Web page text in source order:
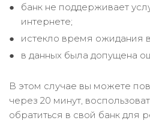
банк не поддерживает
интернете;
истекло время ожидания
в данных была допущена
В этом случае вы можете
через 20 минут,
обратиться в свой банк для